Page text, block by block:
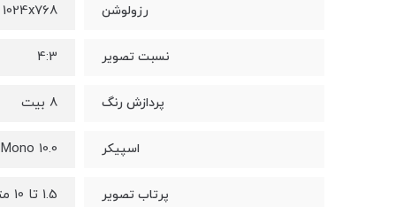
رزولوشن 1024x768
نسبت تصویر 4:3
پردازش رنگ 8 بیت
اسپیکر 10.0 Watts Mono
پرتاب تصویر 1.5 تا 10 متر